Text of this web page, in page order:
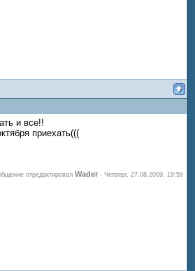
и все!!
приехать(((
отредактировал Wader - Четверг, 27.08.2009, 19:59